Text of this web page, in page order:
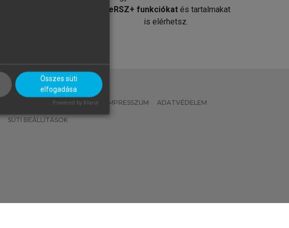
MeRSZ+ funkciókat és tartalmakat
is elérhetsz.
MI – ÁLTALÁNOS IRÁNYELVEK IMPRESSZUM ADATVÉDELEM
SÜTI BEÁLLÍTÁSOK
Összes süti
elfogadása
Powered by Klaro!